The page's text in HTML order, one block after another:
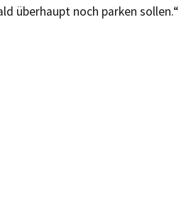
überhaupt noch parken sollen.“